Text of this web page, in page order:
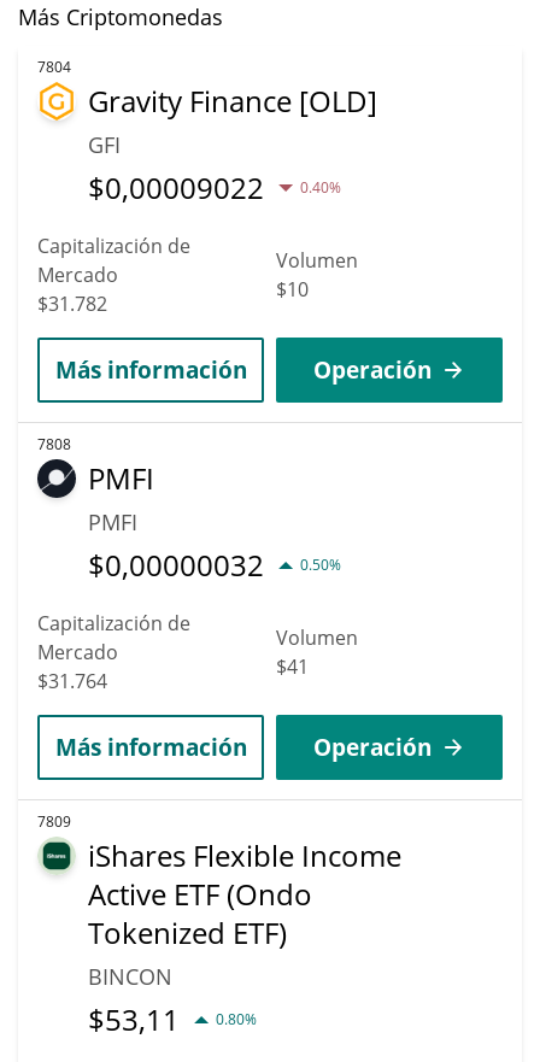
Más Criptomonedas
7804
Gravity Finance [OLD]
GFI
$0,00009022 0.40%
Capitalización de
Mercado
$31.782
Volumen
$10
Más información Operación
7808
PMFI
PMFI
$0,00000032 0.50%
Capitalización de
Mercado
$31.764
Volumen
$41
Más información Operación
7809
iShares Flexible Income
Active ETF (Ondo
Tokenized ETF)
BINCON
$53,11 0.80%